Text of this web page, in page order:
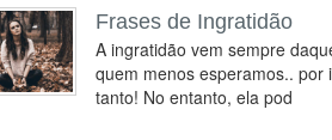
Frases de Ingratidão
A ingratidão vem sempre
quem menos esperamos.. por
tanto! No entanto, ela pod